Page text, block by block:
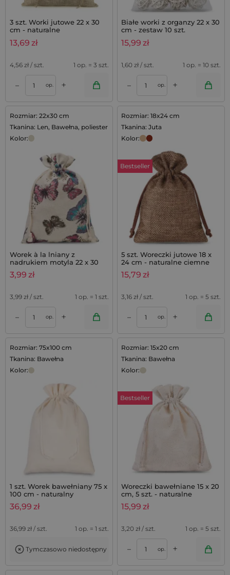
3 szt. Worki jutowe 22 x 30
cm - naturalne
13,69 zł
4,56 zł / szt. 1 op. = 3 szt.
– op. +
Białe worki z organzy 22 x 30
cm - zestaw 10 szt.
15,99 zł
1,60 zł / szt. 1 op. = 10 szt.
– op. +
Rozmiar: 22x30 cm
Tkanina: Len, Bawełna, poliester
Kolor:
Worek à la lniany z
nadrukiem motyla 22 x 30
cm - 1 szt. praktycznego
opakowania na prezenty i
3,99 zł
3,99 zł / szt. 1 op. = 1 szt.
– op. +
Rozmiar: 18x24 cm
Tkanina: Juta
Kolor:
Bestseller
5 szt. Woreczki jutowe 18 x
24 cm - naturalne ciemne
15,79 zł
3,16 zł / szt. 1 op. = 5 szt.
– op. +
Rozmiar: 75x100 cm
Tkanina: Bawełna
Kolor:
1 szt. Worek bawełniany 75 x
100 cm - naturalny
36,99 zł
36,99 zł / szt. 1 op. = 1 szt.
Tymczasowo niedostępny
Rozmiar: 15x20 cm
Tkanina: Bawełna
Kolor:
Bestseller
Woreczki bawełniane 15 x 20
cm, 5 szt. - naturalne
opakowania
15,99 zł
3,20 zł / szt. 1 op. = 5 szt.
– op. +